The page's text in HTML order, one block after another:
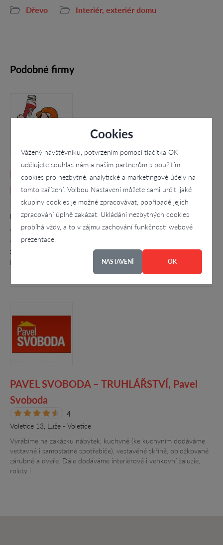
Cookies
Vážený návštěvníku, potvrzením pomocí tlačítka OK
udělujete souhlas nám a našim partnerům s použitím
cookies pro nezbytné, analytické a marketingové účely na
tomto zařízení. Volbou Nastavení můžete sami určit, jaké
skupiny cookies je možné zpracovávat, popřípadě jejich
zpracování úplně zakázat. Ukládání nezbytných cookies
probíhá vždy, a to v zájmu zachování funkčnosti webové
prezentace.
NASTAVENÍ OK
Dřevo Interiér, exteriér domu
Podobné firmy
PETR BOUDA - VODOINSTALATÉRSTVÍ U
HAVLÍČKOVA BRODU, Petr Bouda
4.6
Lípa 162, Lípa
VODOINSTALATÉRSTVÍ: -montáže, opravy, rekonstrukce a údržba
vodoinstalačních zařízení, montáže rozvodů (ocel, plast, měď),
zařizovací předměty (sanita), plast PE, plast PRR, odpady včetně
přípojek…
PAVEL SVOBODA – TRUHLÁŘSTVÍ, Pavel
Svoboda
4
Voletice 13, Luže - Voletice
Vyrábíme na zakázku nábytek, kuchyně (ke kuchyním dodáváme
vestavné i samostatné spotřebiče), vestavěné skříně, obložkované
zárubně a dveře. Dále dodáváme interiérové i venkovní žaluzie,
rolety i…